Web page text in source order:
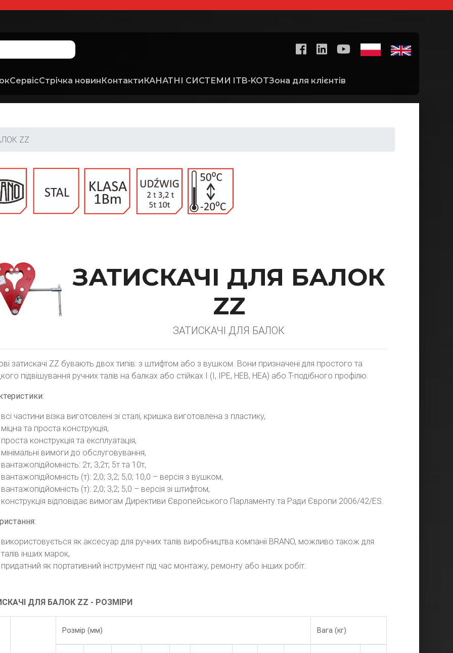
СервісСтрічка новинКонтактиКАНАТНІ СИСТЕМИ ITB-KOTЗона для клієнтів
ZZ
ЗАТИСКАЧІ ДЛЯ БАЛОК
ZZ
ЗАТИСКАЧІ ДЛЯ БАЛОК
затискачі ZZ бувають двох типів: з штифтом або з вушком. Вони призначені для простого та
підвішування ручних талів на балках або стійках I (I, IPE, HEB, HEA) або T-подібного профілю.
всі частини візка виготовлені зі сталі, кришка виготовлена ​​з пластику,
міцна та проста конструкція,
проста конструкція та експлуатація,
мінімальні вимоги до обслуговування,
вантажопідйомність: 2т, 3,2т; 5т та 10т,
вантажопідйомність (т): 2,0; 3,2; 5,0; 10,0 – версія з вушком,
вантажопідйомність (т): 2,0; 3,2; 5,0 – версія зі штифтом,
конструкція відповідає вимогам Директиви Європейського Парламенту та Ради Європи 2006/42/ES.
використовується як аксесуар для ручних талів виробництва компанії BRANO, можливо також для
талів інших марок,
придатний як портативний інструмент під час монтажу, ремонту або інших робіт.
ДЛЯ БАЛОК ZZ - РОЗМІРИ
Розмір (мм) Вага (кг)